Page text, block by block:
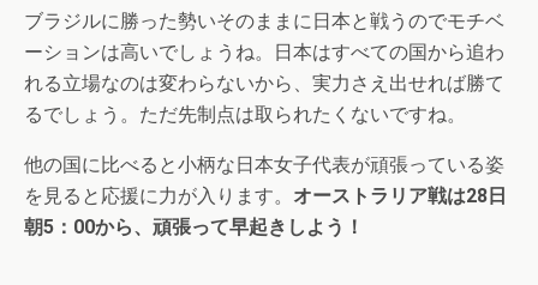
ブラジルに勝った勢いそのままに日本と戦うのでモチベ
ーションは高いでしょうね。日本はすべての国から追わ
れる立場なのは変わらないから、実力さえ出せれば勝て
るでしょう。ただ先制点は取られたくないですね。
他の国に比べると小柄な日本女子代表が頑張っている姿
を見ると応援に力が入ります。 オーストラリア戦は28日
朝5：00から、頑張って早起きしよう！